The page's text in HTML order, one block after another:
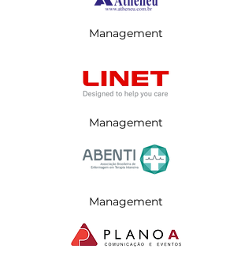
Management
Management
Management